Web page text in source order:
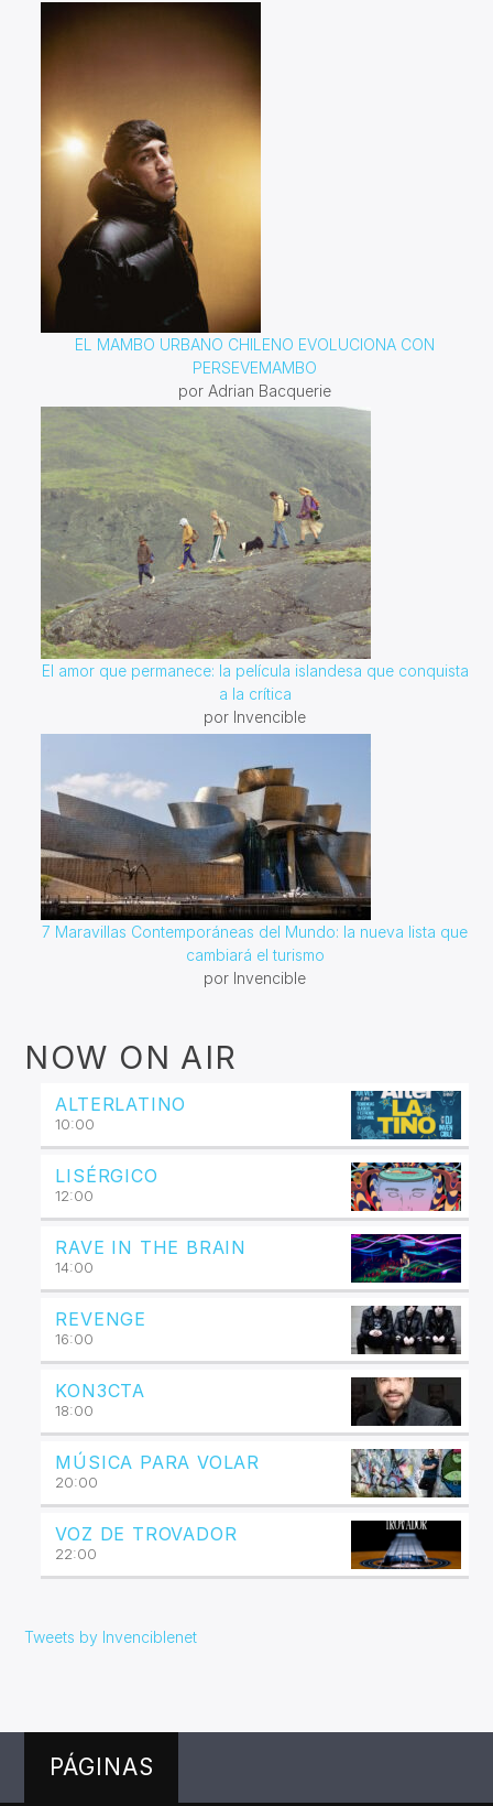
EL MAMBO URBANO CHILENO EVOLUCIONA CON
PERSEVEMAMBO
por Adrian Bacquerie
El amor que permanece: la película islandesa que conquista
a la crítica
por Invencible
7 Maravillas Contemporáneas del Mundo: la nueva lista que
cambiará el turismo
por Invencible
NOW ON AIR
ALTERLATINO
10:00
LISÉRGICO
12:00
RAVE IN THE BRAIN
14:00
REVENGE
16:00
KON3CTA
18:00
MÚSICA PARA VOLAR
20:00
VOZ DE TROVADOR
22:00
Tweets by Invenciblenet
PÁGINAS